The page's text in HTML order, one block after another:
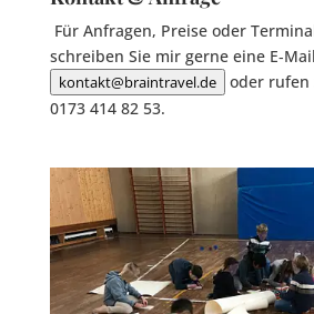
Für Anfragen, Preise oder
schreiben Sie mir gerne eine
kontakt@braintravel.de
oder rufen
0173 414 82 53.